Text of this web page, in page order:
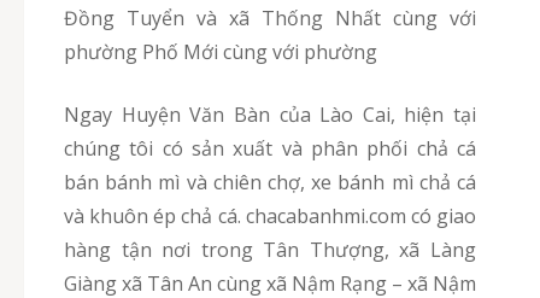
Đồng Tuyển và xã Thống Nhất cùng với
phường Phố Mới cùng với phường
Ngay Huyện Văn Bàn của Lào Cai, hiện tại
chúng tôi có sản xuất và phân phối chả cá
bán bánh mì và chiên chợ, xe bánh mì chả cá
và khuôn ép chả cá. chacabanhmi.com có giao
hàng tận nơi trong Tân Thượng, xã Làng
Giàng xã Tân An cùng xã Nậm Rạng – xã Nậm